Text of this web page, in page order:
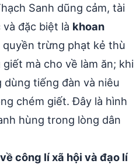
Sanh dũng cảm, tài
đặc biệt là khoan
trừng phạt kẻ thù
mà cho về làm ăn; khi
dùng tiếng đàn và niêu
chém giết. Đây là hình
hùng trong lòng dân
công lí xã hội và đạo lí